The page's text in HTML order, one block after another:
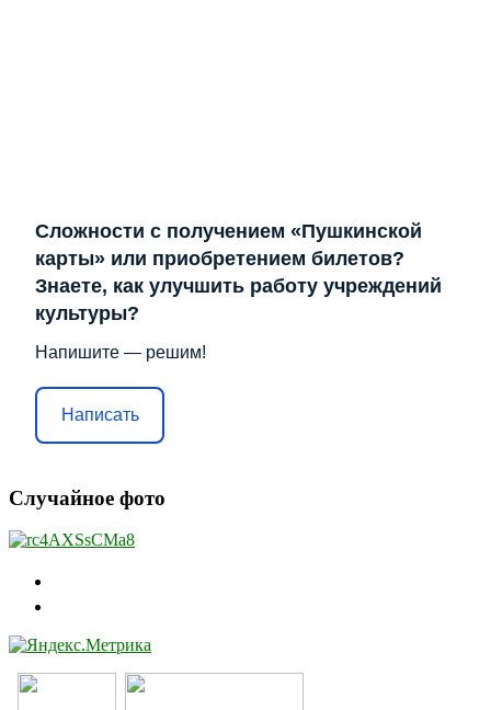
Сложности с получением «Пушкинской
карты» или приобретением билетов?
Знаете, как улучшить работу учреждений
культуры?
Напишите — решим!
Написать
Случайное фото